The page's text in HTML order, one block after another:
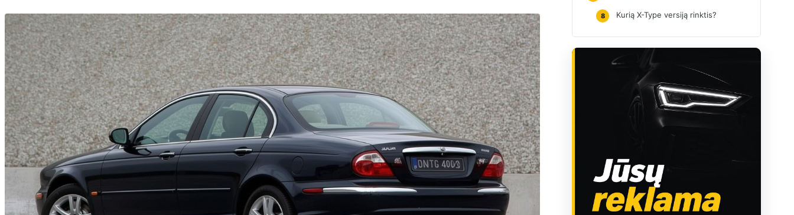
8 Kurią X-Type versiją rinktis?